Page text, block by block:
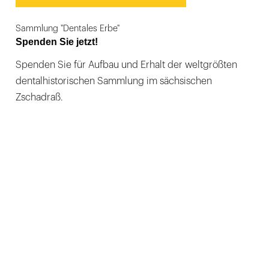
Sammlung "Dentales Erbe"
Spenden Sie jetzt!
Spenden Sie für Aufbau und Erhalt der weltgrößten
dentalhistorischen Sammlung im sächsischen
Zschadraß.